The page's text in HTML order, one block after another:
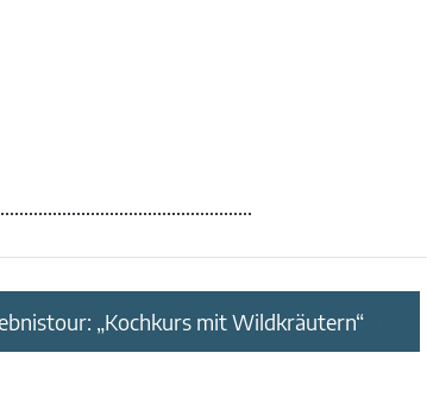
„Kochkurs mit Wildkräutern“